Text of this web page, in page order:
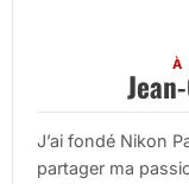
À
J’ai fondé Nikon
partager ma